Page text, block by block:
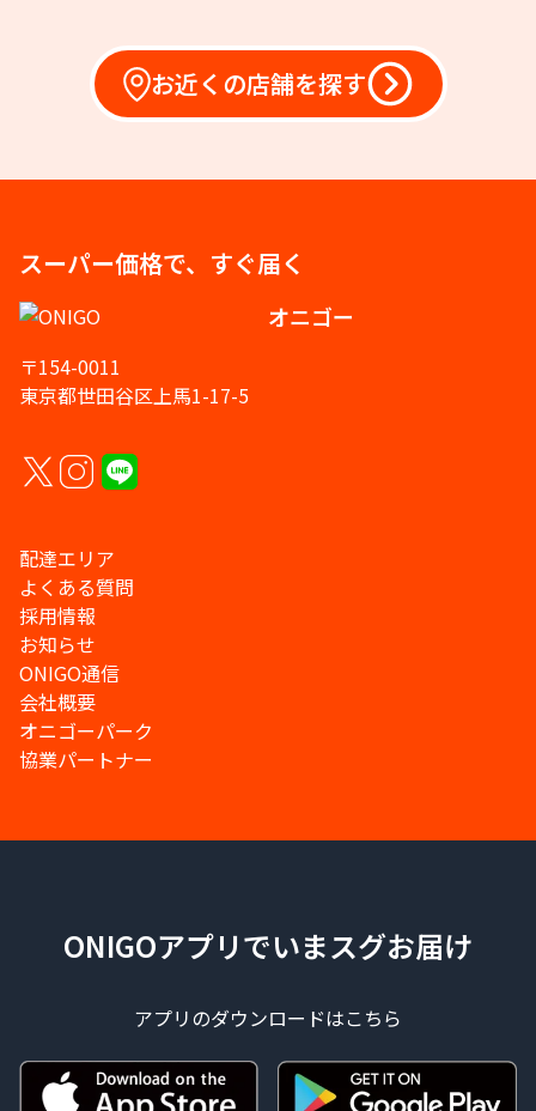
お近くの店舗を探す
スーパー価格で、すぐ届く
オニゴー
〒154-0011
東京都世田谷区上馬1-17-5
配達エリア
よくある質問
採用情報
お知らせ
ONIGO通信
会社概要
オニゴーパーク
協業パートナー
ONIGOアプリでいまスグお届け
アプリのダウンロードはこちら